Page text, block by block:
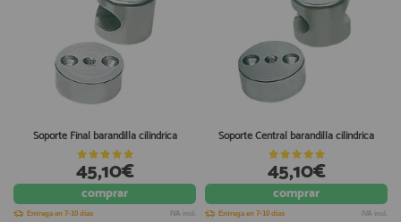
Soporte Final barandilla cilindrica
45,10€
comprar
Entrega en 7-10 días IVA incl.
Soporte Central barandilla cilindrica
45,10€
comprar
Entrega en 7-10 días IVA incl.